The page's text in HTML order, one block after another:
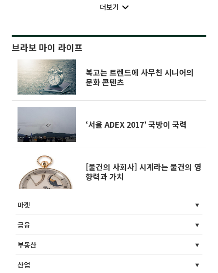
더보기
브라보 마이 라이프
복고는 트렌드에 사무친 시니어의
문화 콘텐츠
‘서울 ADEX 2017’ 국방이 국력
[물건의 사회사] 시계라는 물건의 영
향력과 가치
마켓
금융
부동산
산업